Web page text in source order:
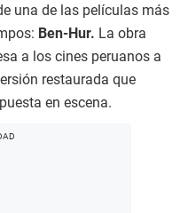
una de las películas más
Ben-Hur. La obra
a los cines peruanos a
restaurada que
en escena.